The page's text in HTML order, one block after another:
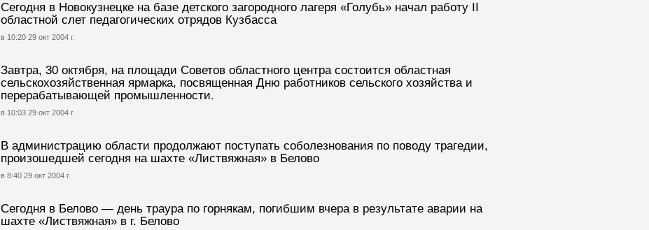
Сегодня в Новокузнецке на базе детского загородного лагеря «Голубь» начал работу II
областной слет педагогических отрядов Кузбасса
в 10:20 29 окт 2004 г.
Завтра, 30 октября, на площади Советов областного центра состоится областная
сельскохозяйственная ярмарка, посвященная Дню работников сельского хозяйства и
перерабатывающей промышленности.
в 10:03 29 окт 2004 г.
В администрацию области продолжают поступать соболезнования по поводу трагедии,
произошедшей сегодня на шахте «Листвяжная» в Белово
в 8:40 29 окт 2004 г.
Сегодня в Белово — день траура по горнякам, погибшим вчера в результате аварии на
шахте «Листвяжная» в г. Белово